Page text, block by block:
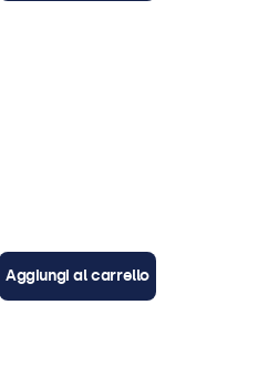
Aggiungi al carrello